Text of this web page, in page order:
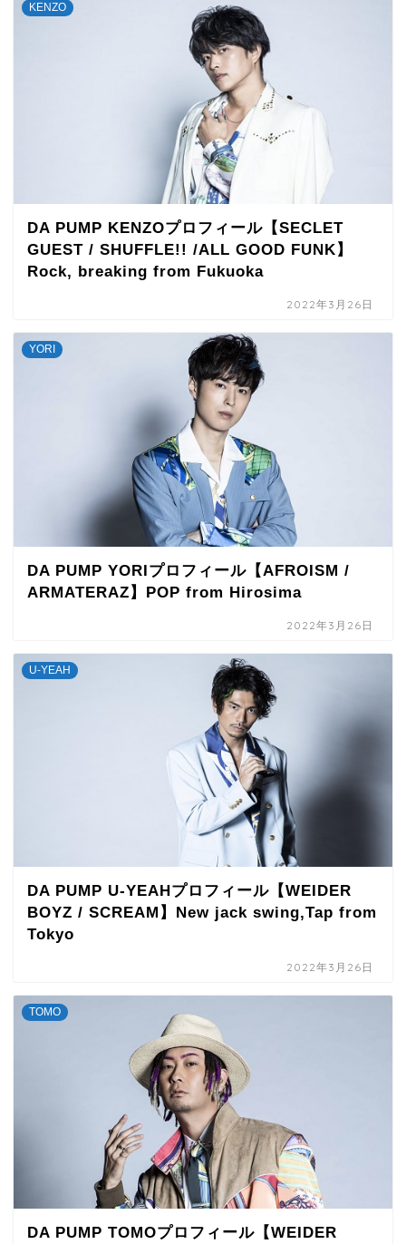
KENZO
DA PUMP KENZOプロフィール【SECLET
GUEST / SHUFFLE!! /ALL GOOD FUNK】
Rock, breaking from Fukuoka
2022年3月26日
YORI
DA PUMP YORIプロフィール【AFROISM /
ARMATERAZ】POP from Hirosima
2022年3月26日
U-YEAH
DA PUMP U-YEAHプロフィール【WEIDER
BOYZ / SCREAM】New jack swing,Tap from
Tokyo
2022年3月26日
TOMO
DA PUMP TOMOプロフィール【WEIDER